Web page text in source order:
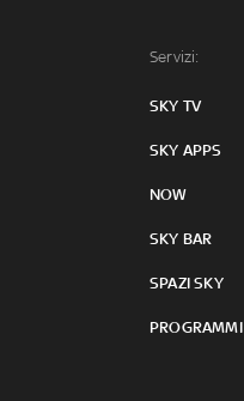
Servizi:
SKY TV
SKY APPS
NOW
SKY BAR
SPAZI SKY
PROGRAMMI